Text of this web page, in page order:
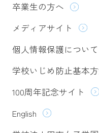
卒業生の方へ
メディアサイト
個人情報保護について
学校いじめ防止基本
100周年記念サイト
English